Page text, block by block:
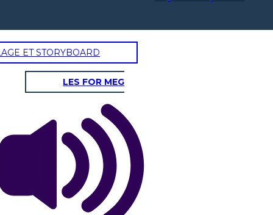
ET STORYBOARD
LES FOR MEG